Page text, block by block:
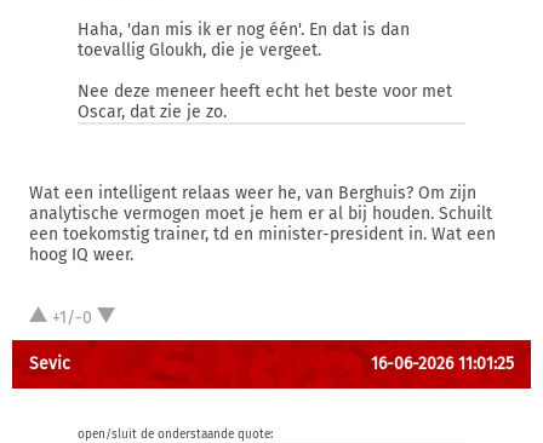
Haha, 'dan mis ik er nog één'. En dat is dan
toevallig Gloukh, die je vergeet.
Nee deze meneer heeft echt het beste voor met
Oscar, dat zie je zo.
Wat een intelligent relaas weer he, van Berghuis? Om zijn
analytische vermogen moet je hem er al bij houden. Schuilt
een toekomstig trainer, td en minister-president in. Wat een
hoog IQ weer.
+1/-0
Sevic 16-06-2026 11:01:25
open/sluit de onderstaande quote: